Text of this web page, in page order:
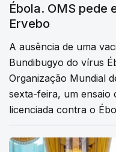
Ébola. OMS pede
Ervebo
A ausência de uma
Bundibugyo do vírus
Organização Mundial
sexta-feira, um ensaio
licenciada contra o